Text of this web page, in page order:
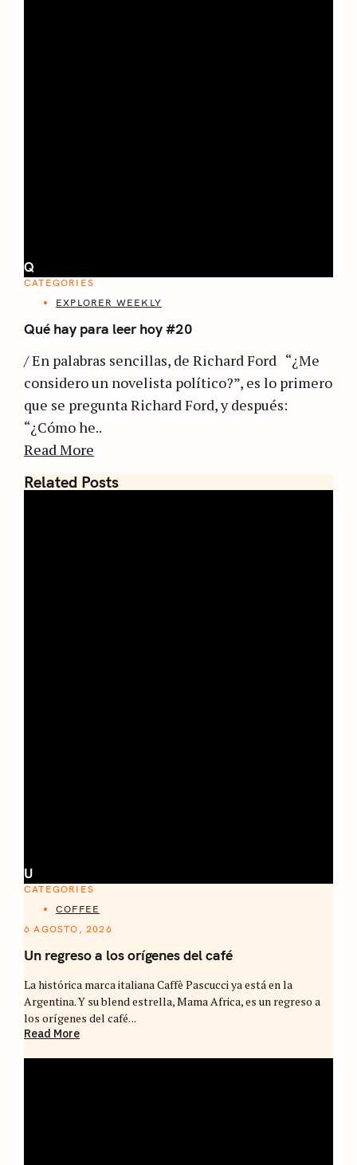
Q
CATEGORIES
EXPLORER WEEKLY
Qué hay para leer hoy #20
/ En palabras sencillas, de Richard Ford “¿Me
considero un novelista político?”, es lo primero
que se pregunta Richard Ford, y después:
“¿Cómo he..
Read More
Related Posts
U
CATEGORIES
COFFEE
6 AGOSTO, 2026
Un regreso a los orígenes del café
La histórica marca italiana Caffè Pascucci ya está en la
Argentina. Y su blend estrella, Mama Africa, es un regreso a
los orígenes del café. ..
Read More